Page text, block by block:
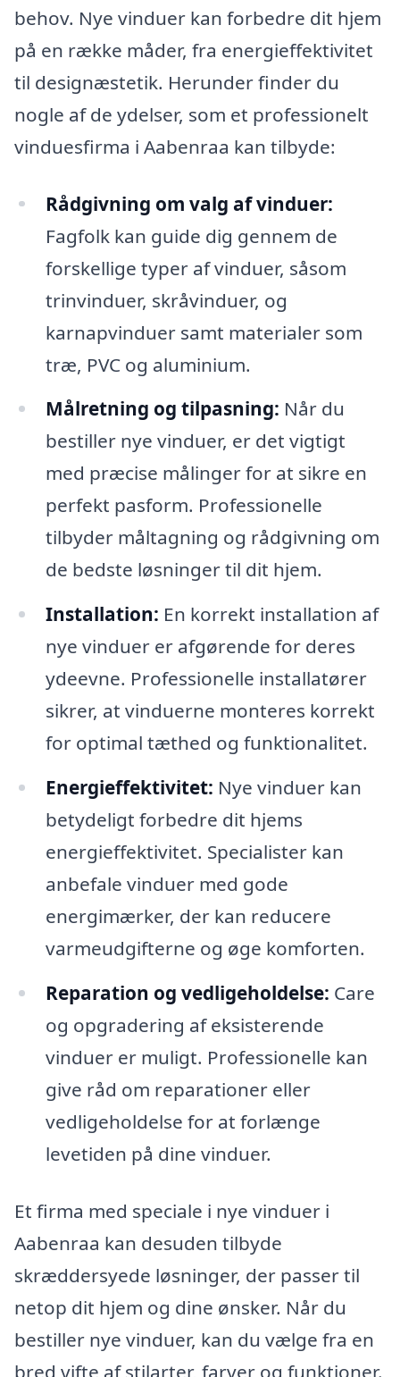
behov. Nye vinduer kan forbedre dit hjem
på en række måder, fra energieffektivitet
til designæstetik. Herunder finder du
nogle af de ydelser, som et professionelt
vinduesfirma i Aabenraa kan tilbyde:
Rådgivning om valg af vinduer:
Fagfolk kan guide dig gennem de
forskellige typer af vinduer, såsom
trinvinduer, skråvinduer, og
karnapvinduer samt materialer som
træ, PVC og aluminium.
Målretning og tilpasning: Når du
bestiller nye vinduer, er det vigtigt
med præcise målinger for at sikre en
perfekt pasform. Professionelle
tilbyder måltagning og rådgivning om
de bedste løsninger til dit hjem.
Installation: En korrekt installation af
nye vinduer er afgørende for deres
ydeevne. Professionelle installatører
sikrer, at vinduerne monteres korrekt
for optimal tæthed og funktionalitet.
Energieffektivitet: Nye vinduer kan
betydeligt forbedre dit hjems
energieffektivitet. Specialister kan
anbefale vinduer med gode
energimærker, der kan reducere
varmeudgifterne og øge komforten.
Reparation og vedligeholdelse: Care
og opgradering af eksisterende
vinduer er muligt. Professionelle kan
give råd om reparationer eller
vedligeholdelse for at forlænge
levetiden på dine vinduer.
Et firma med speciale i nye vinduer i
Aabenraa kan desuden tilbyde
skræddersyede løsninger, der passer til
netop dit hjem og dine ønsker. Når du
bestiller nye vinduer, kan du vælge fra en
bred vifte af stilarter, farver og funktioner.